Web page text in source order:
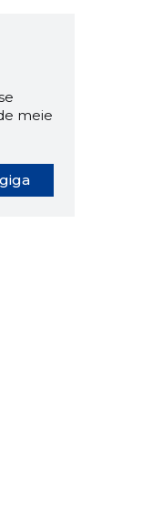
meie